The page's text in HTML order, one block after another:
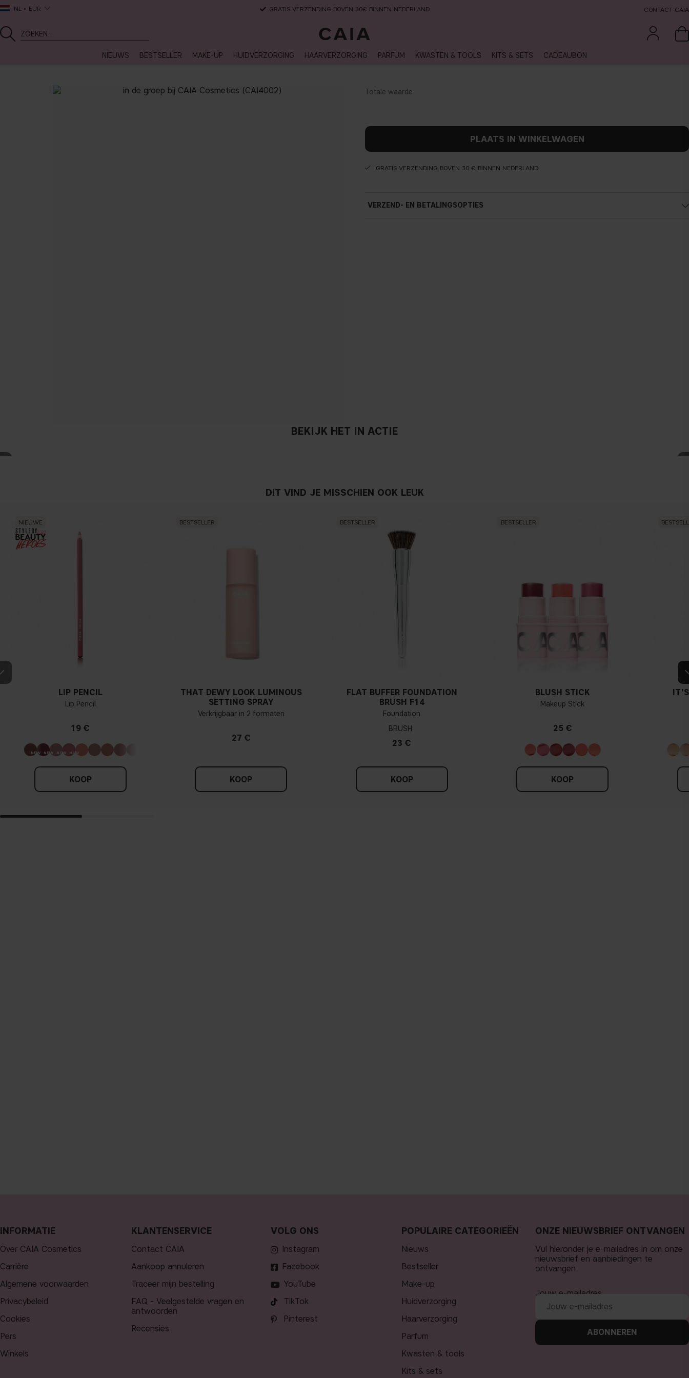
NL EUR GRATIS VERZENDING BOVEN 30€ BINNEN NEDERLAND CONTACT CAIA
NIEUWS BESTSELLER MAKE-UP HUIDVERZORGING HAARVERZORGING PARFUM KWASTEN & TOOLS KITS & SETS CADEAUBON
PLAATS IN WINKELWAGEN
GRATIS VERZENDING BOVEN 30 € BINNEN NEDERLAND
VERZEND- EN BETALINGSOPTIES
BEKIJK HET IN ACTIE
DIT VIND JE MISSCHIEN OOK LEUK
NIEUWE
LIP PENCIL
Lip Pencil
19 €
KOOP
BESTSELLER
THAT DEWY LOOK LUMINOUS
SETTING SPRAY
Verkrijgbaar in 2 formaten
27 €
KOOP
BESTSELLER
FLAT BUFFER FOUNDATION
BRUSH F14
Foundation
BRUSH
23 €
KOOP
BESTSELLER
BLUSH STICK
Makeup Stick
25 €
KOOP
INFORMATIE
Over CAIA Cosmetics
Carrière
Algemene voorwaarden
Privacybeleid
Cookies
Pers
Winkels
KLANTENSERVICE
Contact CAIA
Aankoop annuleren
Traceer mijn bestelling
FAQ - Veelgestelde vragen en
antwoorden
Recensies
VOLG ONS
Instagram
Facebook
YouTube
TikTok
Pinterest
POPULAIRE CATEGORIEËN
nieuws
bestseller
make-up
huidverzorging
haarverzorging
parfum
kwasten & tools
kits & sets
ONZE NIEUWSBRIEF ONTVANGEN
Vul hieronder je e-mailadres in om onze
nieuwsbrief en aanbiedingen te
ontvangen.
Jouw e-mailadres
ABONNEREN